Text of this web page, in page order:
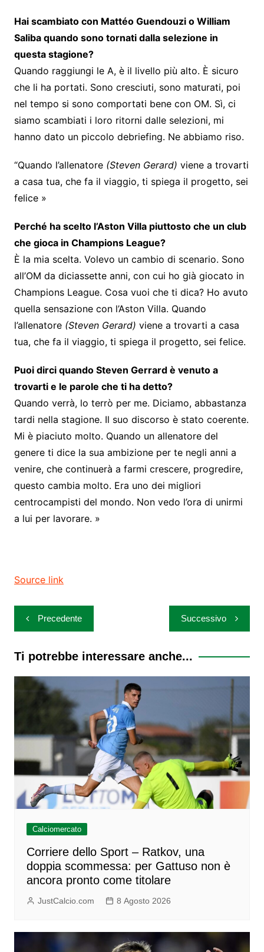
Hai scambiato con Mattéo Guendouzi o William
Saliba quando sono tornati dalla selezione in
questa stagione?
Quando raggiungi le A, è il livello più alto. È sicuro
che li ha portati. Sono cresciuti, sono maturati, poi
nel tempo si sono comportati bene con OM. Sì, ci
siamo scambiati i loro ritorni dalle selezioni, mi
hanno dato un piccolo debriefing. Ne abbiamo riso.
“Quando l’allenatore (Steven Gerard) viene a trovarti
a casa tua, che fa il viaggio, ti spiega il progetto, sei
felice »
Perché ha scelto l’Aston Villa piuttosto che un club
che gioca in Champions League?
È la mia scelta. Volevo un cambio di scenario. Sono
all’OM da diciassette anni, con cui ho già giocato in
Champions League. Cosa vuoi che ti dica? Ho avuto
quella sensazione con l’Aston Villa. Quando
l’allenatore (Steven Gerard) viene a trovarti a casa
tua, che fa il viaggio, ti spiega il progetto, sei felice.
Puoi dirci quando Steven Gerrard è venuto a
trovarti e le parole che ti ha detto?
Quando verrà, lo terrò per me. Diciamo, abbastanza
tardi nella stagione. Il suo discorso è stato coerente.
Mi è piaciuto molto. Quando un allenatore del
genere ti dice la sua ambizione per te negli anni a
venire, che continuerà a farmi crescere, progredire,
questo cambia molto. Era uno dei migliori
centrocampisti del mondo. Non vedo l’ora di unirmi
a lui per lavorare. »
Source link
Navigazione
articoli
Precedente Successivo
Ti potrebbe interessare anche...
Calciomercato
Corriere dello Sport – Ratkov, una
doppia scommessa: per Gattuso non è
ancora pronto come titolare
JustCalcio.com 8 Agosto 2026